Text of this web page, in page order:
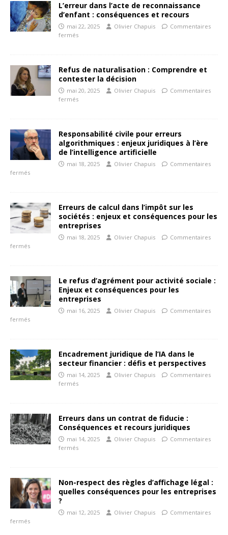
L’erreur dans l’acte de reconnaissance
d’enfant : conséquences et recours
mai 22, 2025 Olivier Chapuis
Commentaires
fermés
Refus de naturalisation : Comprendre et
contester la décision
mai 20, 2025 Olivier Chapuis
Commentaires
fermés
Responsabilité civile pour erreurs
algorithmiques : enjeux juridiques à l’ère
de l’intelligence artificielle
mai 18, 2025 Olivier Chapuis
Commentaires
fermés
Erreurs de calcul dans l’impôt sur les
sociétés : enjeux et conséquences pour les
entreprises
mai 18, 2025 Olivier Chapuis
Commentaires
fermés
Le refus d’agrément pour activité sociale :
Enjeux et conséquences pour les
entreprises
mai 16, 2025 Olivier Chapuis
Commentaires
fermés
Encadrement juridique de l’IA dans le
secteur financier : défis et perspectives
mai 14, 2025 Olivier Chapuis
Commentaires
fermés
Erreurs dans un contrat de fiducie :
Conséquences et recours juridiques
mai 14, 2025 Olivier Chapuis
Commentaires
fermés
Non-respect des règles d’affichage légal :
quelles conséquences pour les entreprises
?
mai 12, 2025 Olivier Chapuis
Commentaires
fermés